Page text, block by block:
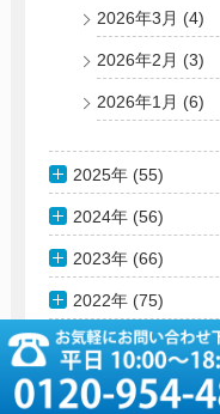
2026年3月 (4)
2026年2月 (3)
2026年1月 (6)
2025年 (55)
2024年 (56)
2023年 (66)
2022年 (75)
2021年 (178)
2020年 (76)